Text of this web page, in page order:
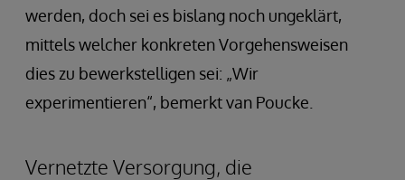
werden, doch sei es bislang noch ungeklärt,
mittels welcher konkreten Vorgehensweisen
dies zu bewerkstelligen sei: „Wir
experimentieren“, bemerkt van Poucke.
Vernetzte Versorgung, die